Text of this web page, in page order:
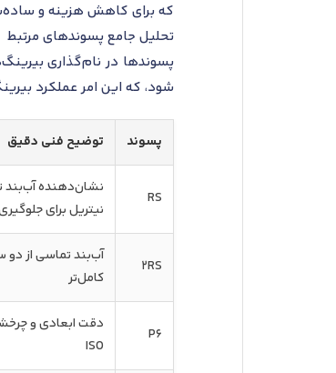
که برای کاهش هزینه و
تحلیل جامع پسوندهای مرتبط
پسوندها در نام‌گذاری
شود، که این امر عملکرد
پسوند توضیح فنی دقیق
RS
نشان‌دهنده آب‌بند
نیتریل برای
2RS
کامل‌تر
P6
دقت ابعادی و
ISO